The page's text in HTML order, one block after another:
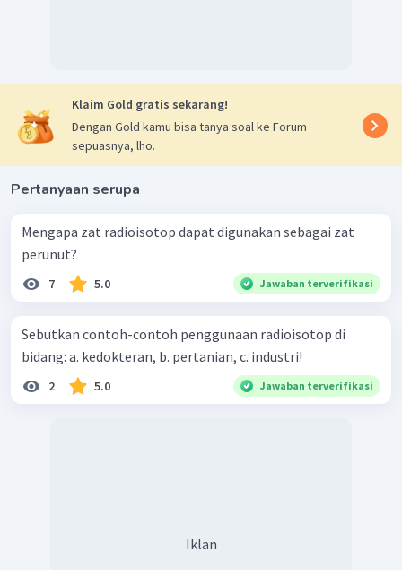
Klaim Gold gratis sekarang!
Dengan Gold kamu bisa tanya soal ke Forum
sepuasnya, lho.
Pertanyaan serupa
Mengapa zat radioisotop dapat digunakan sebagai zat
perunut?
7 5.0 Jawaban terverifikasi
Sebutkan contoh-contoh penggunaan radioisotop di
bidang: a. kedokteran, b. pertanian, c. industri!
2 5.0 Jawaban terverifikasi
Iklan